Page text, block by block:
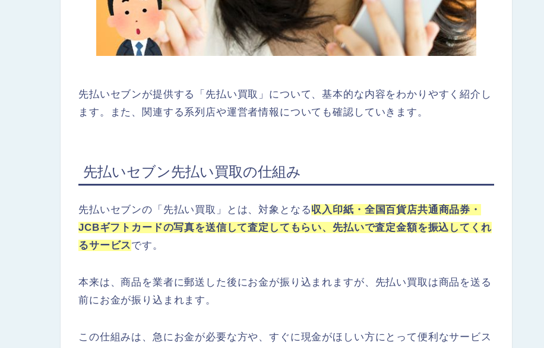
先払いセブンが提供する「先払い買取」について、基本的な内容をわかりやすく紹介し
ます。また、関連する系列店や運営者情報についても確認していきます。
先払いセブン先払い買取の仕組み
先払いセブンの「先払い買取」とは、対象となる収入印紙・全国百貨店共通商品券・
JCBギフトカードの写真を送信して査定してもらい、先払いで査定金額を振込してくれ
るサービスです。
本来は、商品を業者に郵送した後にお金が振り込まれますが、先払い買取は商品を送る
前にお金が振り込まれます。
この仕組みは、急にお金が必要な方や、すぐに現金がほしい方にとって便利なサービス